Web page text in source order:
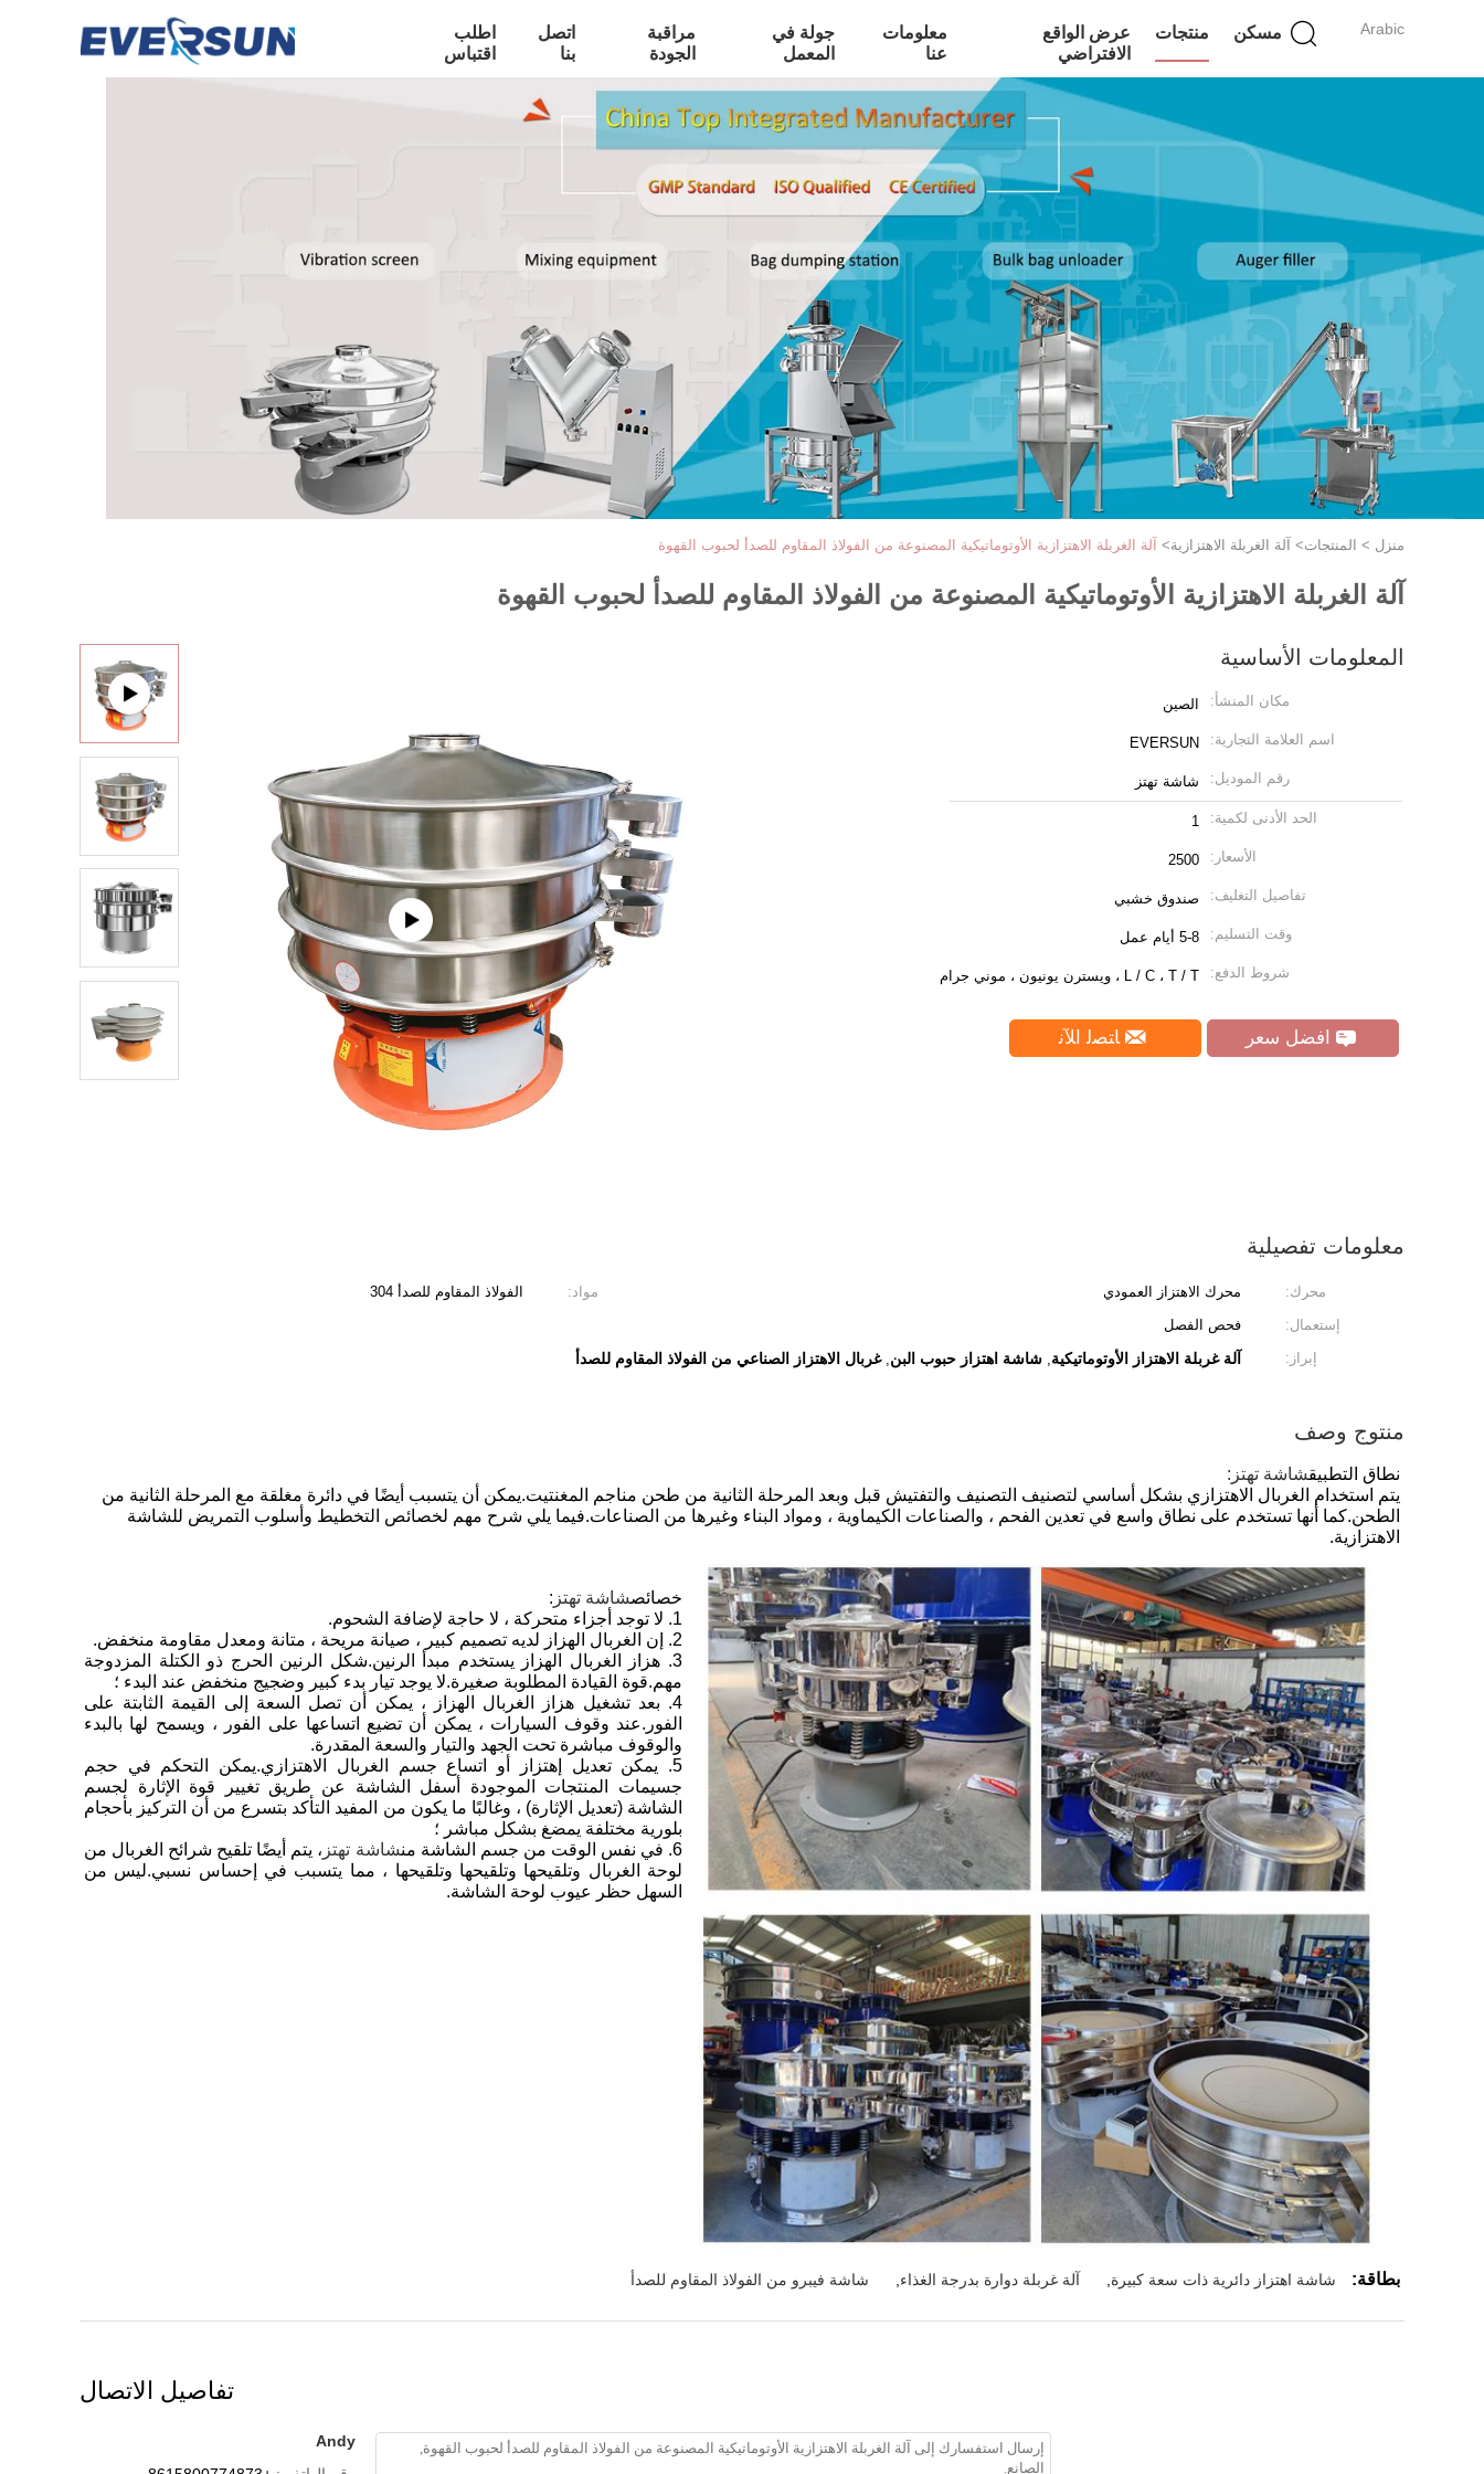
Arabic مسكن منتجات
عرض الواقع
الافتراضي
معلومات
عنا
جولة في
المعمل
مراقبة
الجودة
اتصل
بنا
اطلب
اقتباس
منزل > المنتجات> آلة الغربلة الاهتزازية> آلة الغربلة الاهتزازية الأوتوماتيكية المصنوعة من الفولاذ المقاوم للصدأ لحبوب القهوة
آلة الغربلة الاهتزازية الأوتوماتيكية المصنوعة من الفولاذ المقاوم للصدأ لحبوب القهوة
المعلومات الأساسية
مكان المنشأ: الصين
اسم العلامة التجارية: EVERSUN
رقم الموديل: شاشة تهتز
الحد الأدنى لكمية: 1
الأسعار: 2500
تفاصيل التغليف: صندوق خشبي
وقت التسليم: 5-8 أيام عمل
شروط الدفع: L / C ، T / T ، ويسترن يونيون ، موني جرام
افضل سعر ﺎﺘﺼﻟ ﺍﻶﻧ
معلومات تفصيلية
محرك: محرك الاهتزاز العمودي مواد:
الفولاذ المقاوم للصدأ 304
إستعمال:
فحص الفصل
إبراز:
آلة غربلة الاهتزاز الأوتوماتيكية, شاشة اهتزاز حبوب البن,غربال الاهتزاز الصناعي من الفولاذ المقاوم للصدأ
منتوج وصف
نطاق التطبيقشاشة تهتز:
يتم استخدام الغربال الاهتزازي بشكل أساسي لتصنيف التصنيف والتفتيش قبل وبعد المرحلة الثانية من طحن مناجم المغنتيت.يمكن أن يتسبب أيضًا في دائرة مغلقة مع المرحلة الثانية من
الطحن.كما أنها تستخدم على نطاق واسع في تعدين الفحم ، والصناعات الكيماوية ، ومواد البناء وغيرها من الصناعات.فيما يلي شرح مهم لخصائص التخطيط وأسلوب التمريض للشاشة
الاهتزازية.
خصائصشاشة تهتز :
1. لا توجد أجزاء متحركة ، لا حاجة لإضافة الشحوم.
2. إن الغربال الهزاز لديه تصميم كبير ، صيانة مريحة ، متانة ومعدل مقاومة منخفض.
3. هزاز الغربال الهزاز يستخدم مبدأ الرنين.شكل الرنين الحرج ذو الكتلة المزدوجة
مهم.قوة القيادة المطلوبة صغيرة.لا يوجد تيار بدء كبير وضجيج منخفض عند البدء ؛
4. بعد تشغيل هزاز الغربال الهزاز ، يمكن أن تصل السعة إلى القيمة الثابتة على
الفور.عند وقوف السيارات ، يمكن أن تضيع اتساعها على الفور ، ويسمح لها بالبدء
والوقوف مباشرة تحت الجهد والتيار والسعة المقدرة.
5. يمكن تعديل إهتزاز أو اتساع جسم الغربال الاهتزازي.يمكن التحكم في حجم
جسيمات المنتجات الموجودة أسفل الشاشة عن طريق تغيير قوة الإثارة لجسم
الشاشة (تعديل الإثارة) ، وغالبًا ما يكون من المفيد التأكد بتسرع من أن التركيز بأحجام
بلورية مختلفة يمضغ بشكل مباشر ؛
6. في نفس الوقت من جسم الشاشة من
شاشة تهتز ، يتم أيضًا تلقيح شرائح الغربال من
لوحة الغربال وتلقيحها وتلقيحها وتلقيحها ، مما يتسبب في إحساس نسبي.ليس من
السهل حظر عيوب لوحة الشاشة.
بطاقة: شاشة اهتزاز دائرية ذات سعة كبيرة آلة غربلة دوارة بدرجة الغذاء شاشة فيبرو من الفولاذ المقاوم للصدأ
تفاصيل الاتصال
Andy